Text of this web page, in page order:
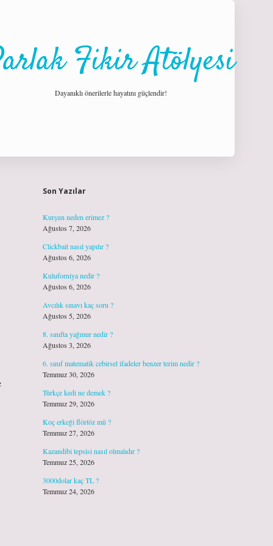
Fikir Atölyesi
Dayanıklı önerilerle hayatını güçlendir!
Son Yazılar
Kurşun neden erimez ?
Ağustos 7, 2026
Clickbait nasıl yapılır ?
Ağustos 6, 2026
Kuluforniya nedir ?
Ağustos 6, 2026
Avcılık sınavı kaç soru ?
Ağustos 5, 2026
8. sınıfta yağmur nedir ?
Ağustos 3, 2026
6. sınıf matematik cebirsel ifadeler benzer terim nedir ?
Temmuz 30, 2026
Türkçe kedi ne demek ?
Temmuz 29, 2026
Koç erkeği flörtöz mü ?
Temmuz 27, 2026
Kazandibi tepsisi nasıl olmalıdır ?
Temmuz 25, 2026
3000dolar kaç TL ?
Temmuz 24, 2026